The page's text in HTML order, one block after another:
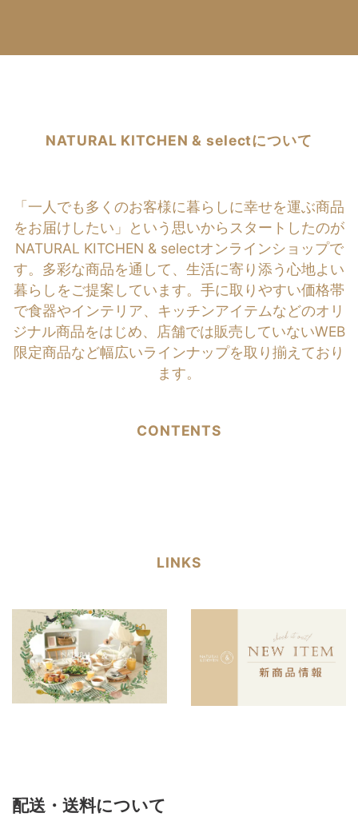
NATURAL KITCHEN & selectについて
「一人でも多くのお客様に暮らしに幸せを運ぶ商品
をお届けしたい」という思いからスタートしたのが
NATURAL KITCHEN & selectオンラインショップで
す。多彩な商品を通して、生活に寄り添う心地よい
暮らしをご提案しています。手に取りやすい価格帯
で食器やインテリア、キッチンアイテムなどのオリ
ジナル商品をはじめ、店舗では販売していないWEB
限定商品など幅広いラインナップを取り揃えており
ます。
CONTENTS
LINKS
配送・送料について